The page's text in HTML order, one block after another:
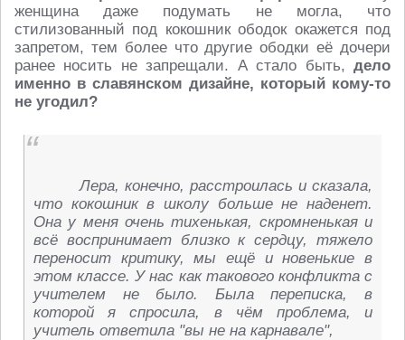
женщина даже подумать не могла, что
стилизованный под кокошник ободок окажется под
запретом, тем более что другие ободки её дочери
ранее носить не запрещали. А стало быть, дело
именно в славянском дизайне, который кому-то
не угодил?
Лера, конечно, расстроилась и сказала,
что кокошник в школу больше не наденет.
Она у меня очень тихенькая, скромненькая и
всё воспринимает близко к сердцу, тяжело
переносит критику, мы ещё и новенькие в
этом классе. У нас как такового конфликта с
учителем не было. Была переписка, в
которой я спросила, в чём проблема, и
учитель ответила "вы не на карнавале",